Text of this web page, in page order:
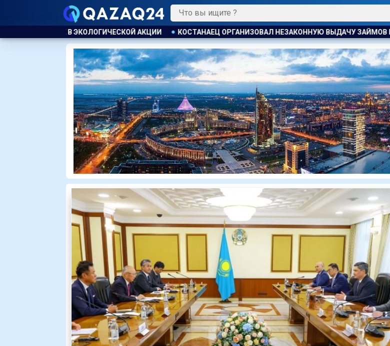
КОСТАНАЕЦ ОРГАНИЗОВАЛ НЕЗАКОННУЮ ВЫДАЧУ ЗАЙМОВ ПОД 120 % ГОДОВЫХ К ЧЕМУ